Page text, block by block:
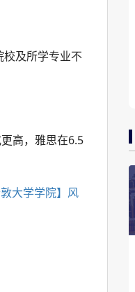
校及所学专业不
高，雅思在6.5
大学学院】风